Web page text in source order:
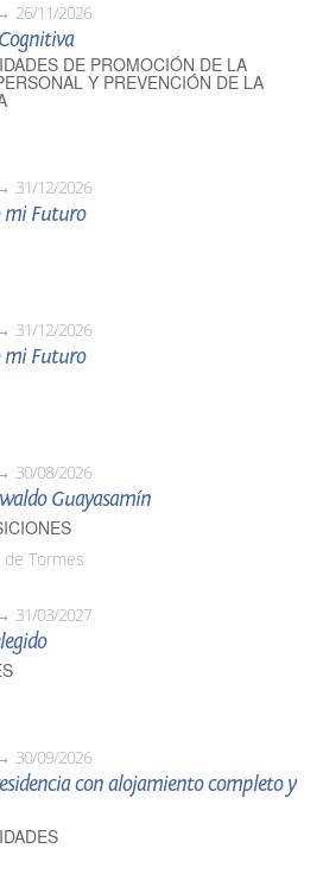
26/11/2026
DE PROMOCIÓN DE LA
Y PREVENCIÓN DE LA
31/12/2026
mi Futuro
31/12/2026
mi Futuro
30/08/2026
Guayasamín
de Tormes
31/03/2027
30/09/2026
con alojamiento completo y